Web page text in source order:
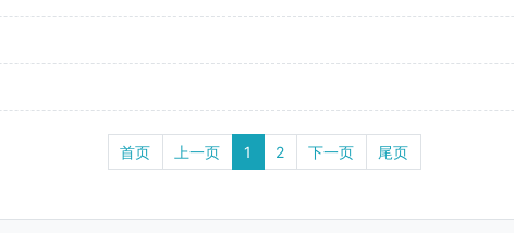
首页 上一页 1 2 下一页 尾页